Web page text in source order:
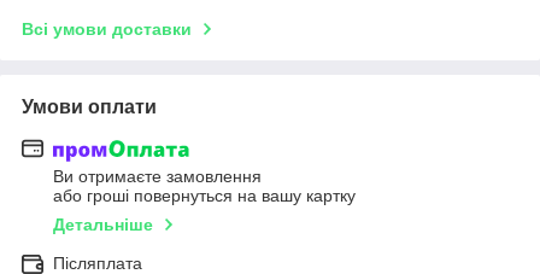
Всі умови доставки
Умови оплати
Ви отримаєте замовлення
або гроші повернуться на вашу картку
Детальніше
Післяплата